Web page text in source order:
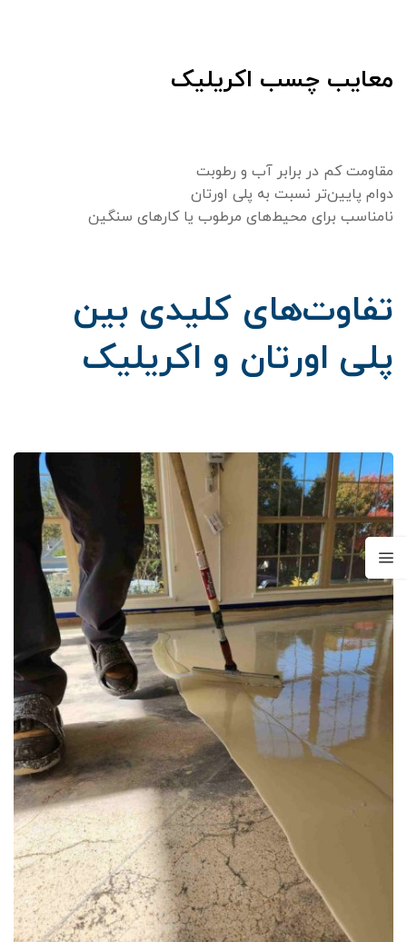
معایب چسب اکریلیک
مقاومت کم در برابر آب و رطوبت
دوام پایین‌تر نسبت به پلی اورتان
نامناسب برای محیط‌های مرطوب یا کارهای سنگین
تفاوت‌های کلیدی بین
پلی اورتان و اکریلیک